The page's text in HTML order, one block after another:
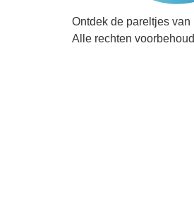
Ontdek de pareltjes van
Alle rechten